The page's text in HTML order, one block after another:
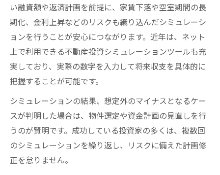
い融資額や返済計画を前提に、家賃下落や空室期間の長
期化、金利上昇などのリスクも織り込んだシミュレーシ
ョンを行うことが安心につながります。近年は、ネット
上で利用できる不動産投資シミュレーションツールも充
実しており、実際の数字を入力して将来収支を具体的に
把握することが可能です。
シミュレーションの結果、想定外のマイナスとなるケー
スが判明した場合は、物件選定や資金計画の見直しを行
うのが賢明です。成功している投資家の多くは、複数回
のシミュレーションを繰り返し、リスクに備えた計画修
正を怠りません。